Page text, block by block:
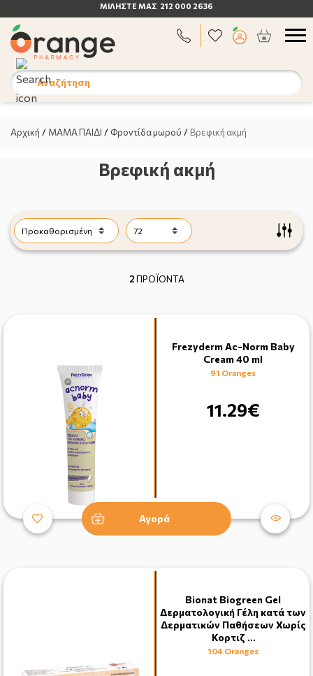
ΜΙΛΗΣΤΕ ΜΑΣ 212 000 2636
Αναζήτηση
Αρχική / ΜΑΜΑ ΠΑΙΔΙ / Φροντίδα μωρού / Βρεφική ακμή
Βρεφική ακμή
2ΠΡΟΪΟΝΤΑ
Frezyderm Ac-Norm Baby
Cream 40 ml
91 Oranges
11.29€
Αγορά
Bionat Biogreen Gel
Δερματολογική Γέλη κατά των
Δερματικών Παθήσεων Χωρίς
Κορτιζ …
104 Oranges